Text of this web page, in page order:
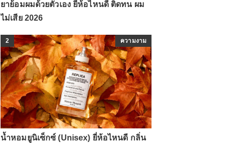
ยาย้อมผมด้วยตัวเอง ยี่ห้อไหนดี ติดทน ผม
ไม่เสีย 2026
2 ความงาม
น้ำหอมยูนิเซ็กซ์ (Unisex) ยี่ห้อไหนดี กลิ่น